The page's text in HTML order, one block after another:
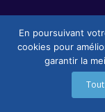
En poursuivant
cookies pour
garantir la